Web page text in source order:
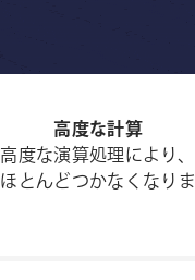
高度な計算
高度な演算処理により、
ほとんどつかなく なり ま